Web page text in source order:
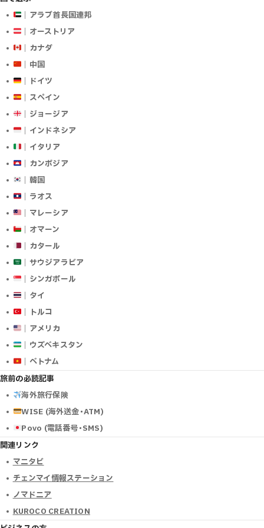
｜アラブ首長国連邦
｜オーストリア
｜カナダ
｜中国
｜ドイツ
｜スペイン
｜ジョージア
｜インドネシア
｜イタリア
｜カンボジア
｜韓国
｜ラオス
｜マレーシア
｜オマーン
｜カタール
｜サウジアラビア
｜シンガポール
｜タイ
｜トルコ
｜アメリカ
｜ウズベキスタン
｜ベトナム
旅前の必読記事
海外旅行保険
WISE (海外送金･ATM)
Povo (電話番号･SMS)
関連リンク
マニタビ
チェンマイ情報ステーション
ノマドニア
KUROCO CREATION